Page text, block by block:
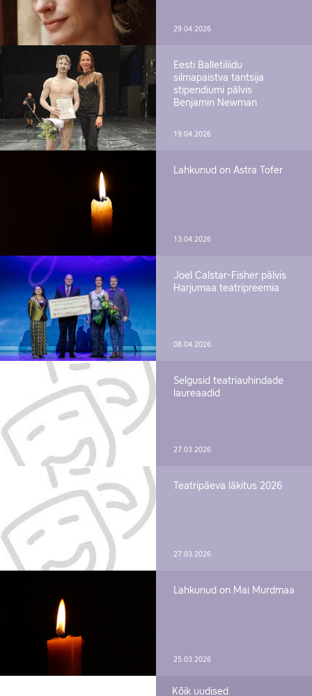
29.04.2026
Eesti Balletiliidu
silmapaistva tantsija
stipendiumi pälvis
Benjamin Newman
19.04.2026
Lahkunud on Astra Tofer
13.04.2026
Joel Calstar-Fisher pälvis
Harjumaa teatripreemia
08.04.2026
Selgusid teatriauhindade
laureaadid
27.03.2026
Teatripäeva läkitus 2026
27.03.2026
Lahkunud on Mai Murdmaa
25.03.2026
Kõik uudised